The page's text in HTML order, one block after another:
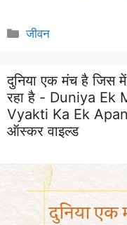
Categories
जीवन
दुनिया एक मंच है जिस
रहा है - Duniya Ek
Vyakti Ka Ek
ऑस्कर वाइल्ड